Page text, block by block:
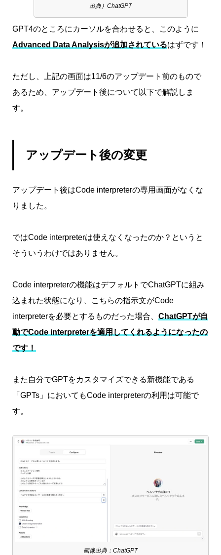
出典）ChatGPT
GPT4のところにカーソルを合わせると、このように
Advanced Data Analysisが追加されているはずです！
ただし、上記の画面は11/6のアップデート前のもので
あるため、アップデート後について以下で解説しま
す。
アップデート後の変更
アップデート後はCode interpreterの専用画面がなくな
りました。
ではCode interpreterは使えなくなったのか？というと
そういうわけではありません。
Code interpreterの機能はデフォルトでChatGPTに組み
込まれた状態になり、こちらの指示文がCode
interpreterを必要とするものだった場合、 ChatGPTが自
動でCode interpreterを適用してくれるようになったの
です！
また自分でGPTをカスタマイズできる新機能である
「GPTs」においてもCode interpreterの利用は可能で
す。
画像出典：ChatGPT